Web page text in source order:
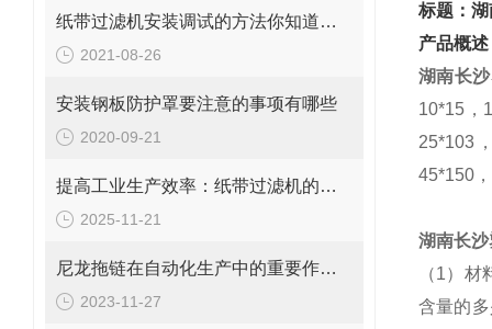
纸带过滤机安装调试的方法你知道吗？
2021-08-26
安装钢板防护罩要注意的事项有哪些
2020-09-21
提高工业生产效率：纸带过滤机的优势与挑战
2025-11-21
尼龙拖链在自动化生产中的重要作用与优势解析
2023-11-27
标题：
产品概述
湖南长
10*15，
25*103
45*150
湖南长
（1）
含量的